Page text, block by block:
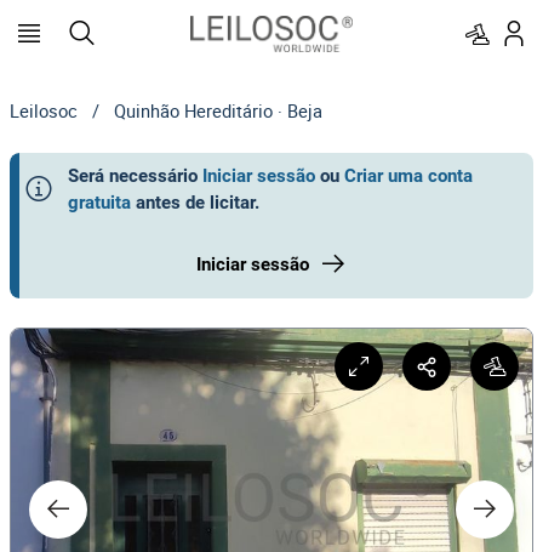
Leilosoc / Quinhão Hereditário · Beja
Será necessário Iniciar sessão ou Criar uma conta
gratuita antes de licitar.
Iniciar sessão